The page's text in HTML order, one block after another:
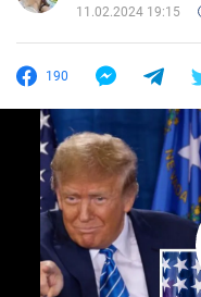
11.02.2024 19:15
190